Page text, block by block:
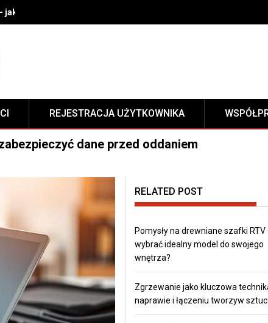
jak wybrać idealny model do swojego wnętrza?
REJESTRACJA UŻYTKOWNIKA
dane przed oddaniem
RELATED POST
Pomysły na drewniane szafki RTV
wybrać idealny model do swojego
wnętrza?
Zgrzewanie jako kluczowa
naprawie i łączeniu tworzyw